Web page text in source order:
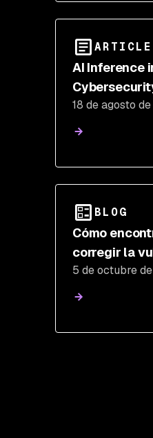
ARTICLE
AI Inference
Threat
18 de agosto
BLOG
Cómo
corregir la
crítica de día
WebP CVE-
5 de octubre